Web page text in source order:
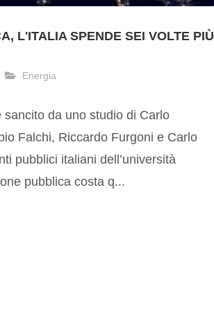
L'ITALIA SPENDE SEI VOLTE PIÙ
Energia
da uno studio di Carlo
Falchi, Riccardo Furgoni e Carlo
pubblici italiani dell’università
pubblica costa q...